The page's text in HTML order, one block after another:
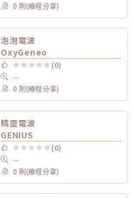
0 則(療程分享)
泡泡電波
OxyGeneo
(0)
--
0 則(療程分享)
精靈電波
GENIUS
(0)
--
0 則(療程分享)